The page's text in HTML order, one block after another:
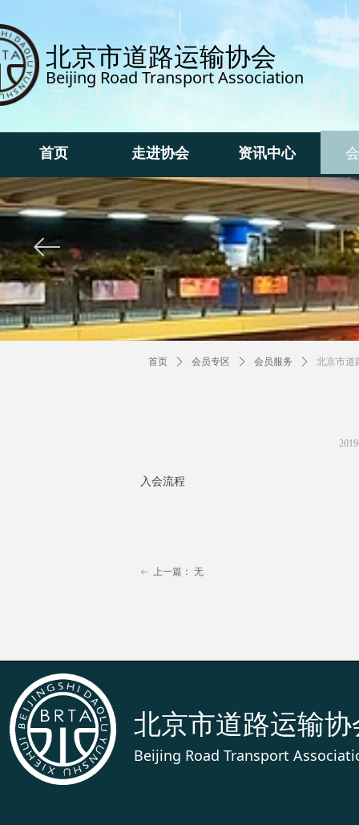
北京市道路运输协会
Beijing Road Transport Association
ꂃ
首页
首页
走进协会
走进协会
资讯中心
资讯中心
首页 ꄲ 会员专区 ꄲ 会员服务 ꄲ 北京市道
入会流程
ꂃ 上一篇： 无
北京市道路运输协
Beijing Road Transport